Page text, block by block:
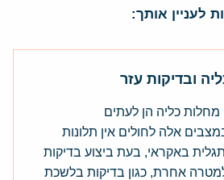
לעניין אותך:
ובדיקות עזר
מחלות כליה הן לעתים
אלה לחולים אין תלונות
באקראי, בעת ביצוע בדיקות
אחרת, כגון בדיקות בלשכת